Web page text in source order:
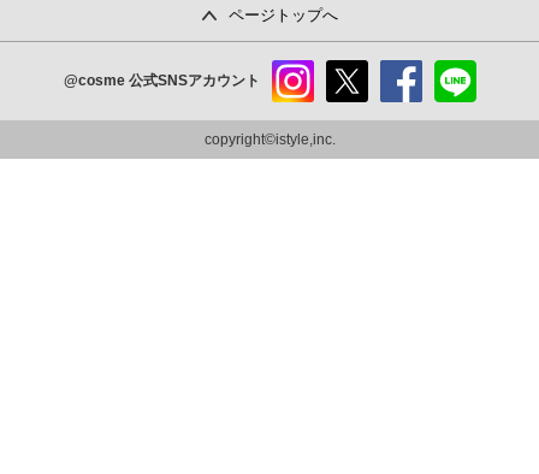
ページトップへ
@cosme 公式SNSアカウント
ram
copyright©istyle,inc.